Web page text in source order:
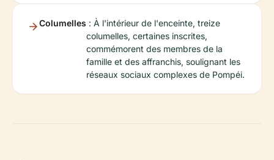
Columelles : À l'intérieur de l'enceinte, treize
columelles, certaines inscrites,
commémorent des membres de la
famille et des affranchis, soulignant les
réseaux sociaux complexes de Pompéi.